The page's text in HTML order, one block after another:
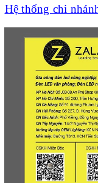
Hệ thống chi